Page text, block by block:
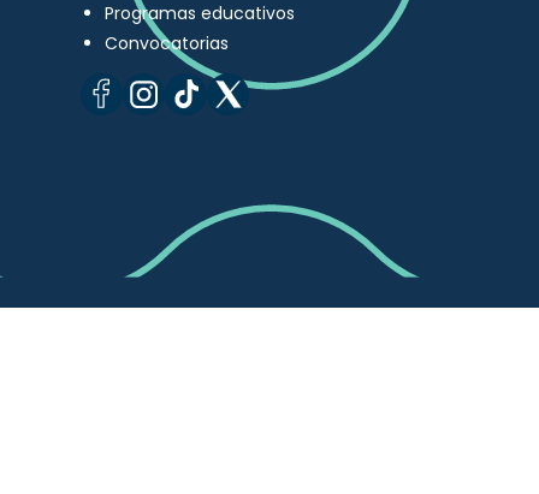
Programas educativos
Convocatorias